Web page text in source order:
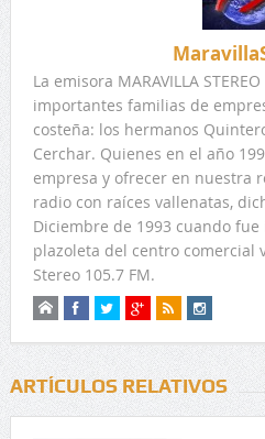
La emisora MARAVILLA
importantes familias de
costeña: los hermanos
Cerchar. Quienes en el año
empresa y ofrecer en nuestra
radio con raíces vallenatas,
Diciembre de 1993 cuando
plazoleta del centro comercial
Stereo 105.7 FM.
ARTÍCULOS RELATIVOS